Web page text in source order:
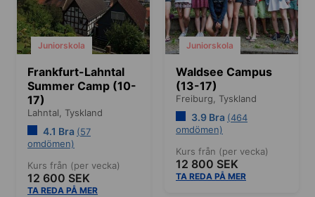
Juniorskola
Frankfurt-Lahntal
Summer Camp (10-
17)
Lahntal, Tyskland
4.1 Bra (57
omdömen)
Kurs från (per vecka)
12 600 SEK
TA REDA PÅ MER
Juniorskola
Waldsee Campus
(13-17)
Freiburg, Tyskland
3.9 Bra (464
omdömen)
Kurs från (per vecka)
12 800 SEK
TA REDA PÅ MER